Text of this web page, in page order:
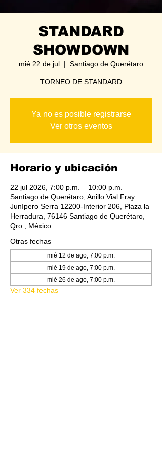
STANDARD
SHOWDOWN
mié 22 de jul
  |
Santiago de Querétaro
TORNEO DE STANDARD
Ya no es posible registrarse
Ver otros eventos
Horario y ubicación
22 jul 2026, 7:00 p.m. – 10:00 p.m.
Santiago de Querétaro, Anillo Vial Fray
Junípero Serra 12200-Interior 206, Plaza la
Herradura, 76146 Santiago de Querétaro,
Qro., México
Otras fechas
mié 12 de ago, 7:00 p.m.
mié 19 de ago, 7:00 p.m.
mié 26 de ago, 7:00 p.m.
Ver 334 fechas